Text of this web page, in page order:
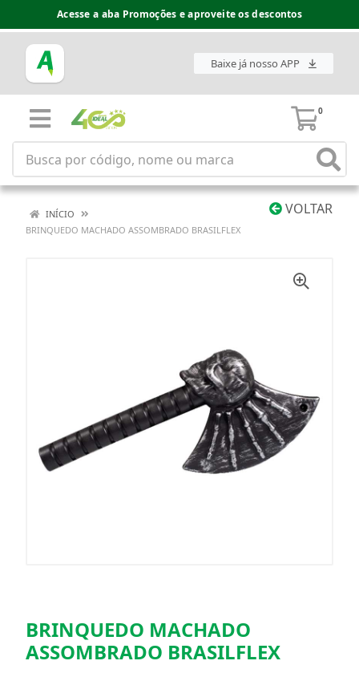
Acesse a aba Promoções e aproveite os descontos
Baixe já nosso APP
0
VOLTAR
INÍCIO
BRINQUEDO MACHADO ASSOMBRADO BRASILFLEX
BRINQUEDO MACHADO
ASSOMBRADO BRASILFLEX